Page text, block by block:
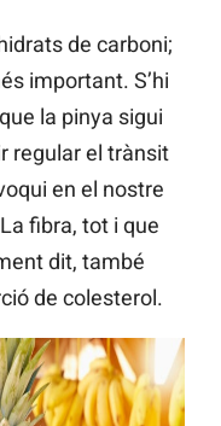
de carboni;
important. S’hi
la pinya sigui
regular el trànsit
en el nostre
fibra, tot i que
dit, també
de colesterol.